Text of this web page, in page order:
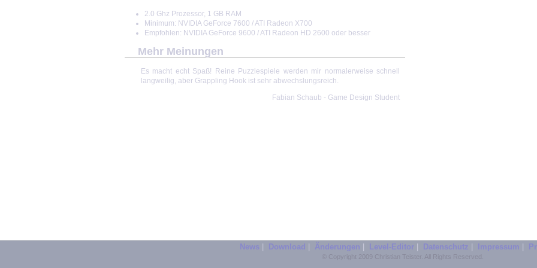
2.0 Ghz Prozessor, 1 GB RAM
Minimum: NVIDIA GeForce 7600 / ATI Radeon X700
Empfohlen: NVIDIA GeForce 9600 / ATI Radeon HD 2600 oder besser
Mehr Meinungen
Es macht echt Spaß! Reine Puzzlespiele werden mir normalerweise schnell
langweilig, aber Grappling Hook ist sehr abwechslungsreich.
Fabian Schaub - Game Design Student
News | Download | Änderungen | Level-Editor | Datenschutz | Impressum |
© Copyright 2009 Christian Teister. All Rights Reserved.